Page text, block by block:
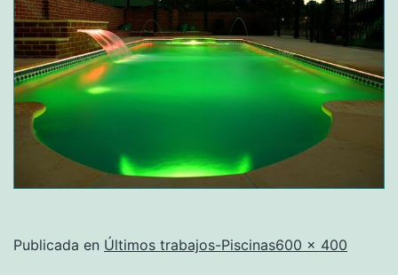
Publicada en Últimos trabajos-PiscinasTamaño
600 × 400